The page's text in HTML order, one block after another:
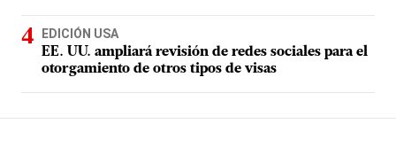
EDICIÓN USA
EE. UU. ampliará revisión de redes sociales para el
otorgamiento de otros tipos de visas